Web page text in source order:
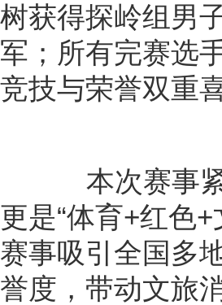
树获得探岭组男
军；所有完赛选
竞技与荣誉双重喜
本次赛事紧
更是“体育+红色
赛事吸引全国多
誉度，带动文旅